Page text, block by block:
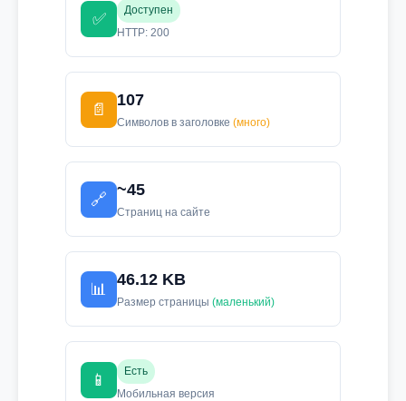
✅
Доступен
HTTP: 200
📄
107
Символов в заголовке (много)
🔗
~45
Страниц на сайте
📊
46.12 KB
Размер страницы (маленький)
📱
Есть
Мобильная версия